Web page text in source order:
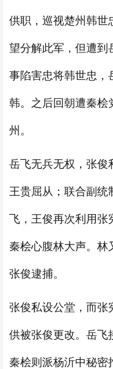
供职，巡视楚州韩世
望分解此军，但遭到
事陷害忠将韩世忠，
韩。之后回朝遭秦桧
州。
岳飞无兵无权，张俊
王贵屈从；联合副统
飞，王俊再次利用
秦桧心腹林大声。林
张俊逮捕。
张俊私设公堂，而张
供被张俊更改。岳飞
秦桧则派杨沂中秘密